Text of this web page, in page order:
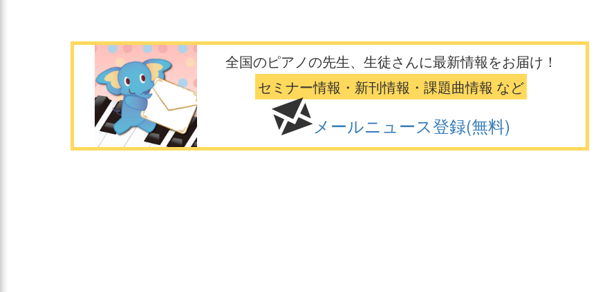
全国のピアノの先生、生徒さんに最新情報をお届け！
セミナー情報・新刊情報・課題曲情報 など
メールニュース登録(無料)